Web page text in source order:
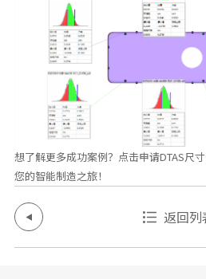
想了解更多成功案例？点击申请DTAS尺
您的智能制造之旅！
返回列